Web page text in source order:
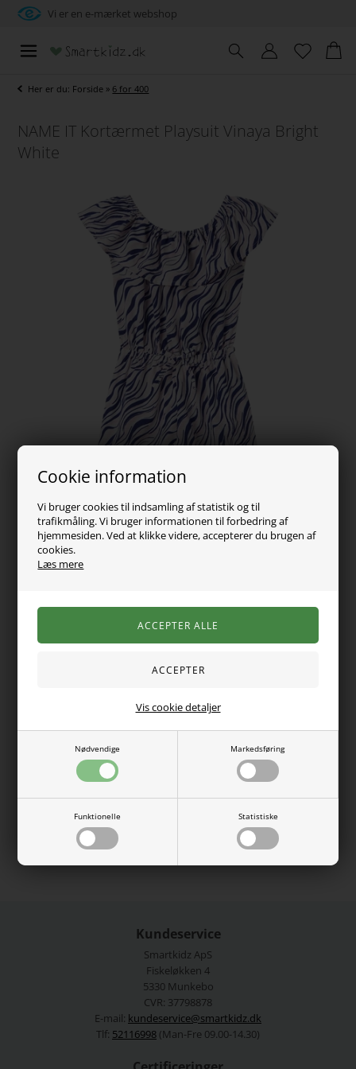
Cookie information
Vi bruger cookies til indsamling af statistik og til
trafikmåling. Vi bruger informationen til forbedring af
hjemmesiden. Ved at klikke videre, accepterer du brugen af
cookies.
Læs mere
Nødvendige Markedsføring
Funktionelle Statistiske
Vis cookie detaljer
Vi er en e-mærket webshop
Her er du: Forside » 6 for 400
NAME IT Kortærmet Playsuit Vinaya Bright
White
149,00
Vælg Størrelse
Super sød playsuit fra name it. De er i det fineste farverige
elastikkant i livet.
58% genanvendt polyester, 40% polyester, 2% elastan.
Vaskes ved 40 grader.
Name It
Kundeservice
Smartkidz ApS
Fiskeløkken 4
5330 Munkebo
CVR: 37798878
E-mail: kundeservice@smartkidz.dk
Tlf: 52116998 (Man-Fre 09.00-14.30)